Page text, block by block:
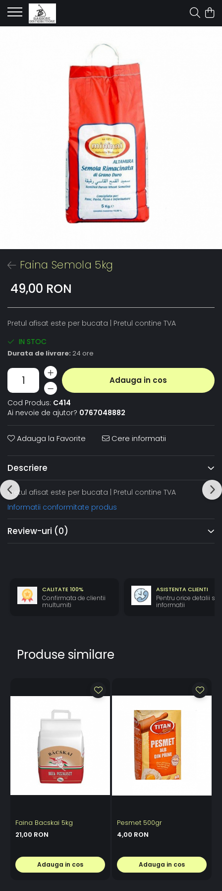
Faina Semola 5kg
49,00 RON
Pretul afisat este per bucata | Pretul contine TVA
IN STOC
Durata de livrare: 24 ore
Adauga in cos
Cod Produs: C414
Ai nevoie de ajutor? 0767048882
Adauga la Favorite Cere informatii
Descriere
Pretul afisat este per bucata | Pretul contine TVA
Informatii conformitate produs
Review-uri (0)
CALITATE 100%
Confirmata de clientii
multumiti
ASISTENTA CLIENTI
Pentru orice detalii si
informatii
Produse similare
Faina Bacskai 5kg
21,00 RON
Adauga in cos
Pesmet 500gr
4,00 RON
Adauga in cos